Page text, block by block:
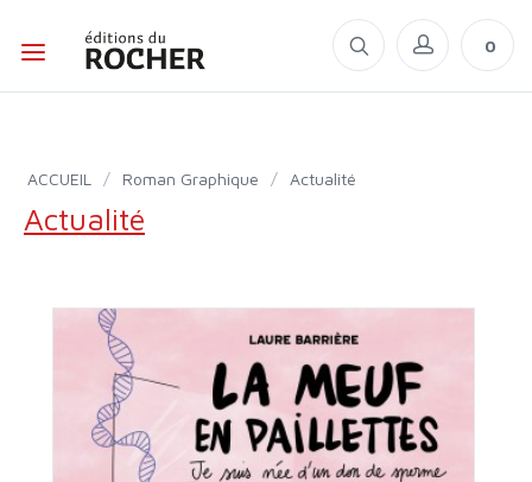
0
ACCUEIL / Roman Graphique / Actualité
Actualité